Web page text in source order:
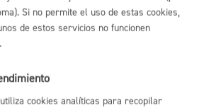
Si no permite el uso de estas cookies,
de estos servicios no funcionen
cookies analíticas para recopilar